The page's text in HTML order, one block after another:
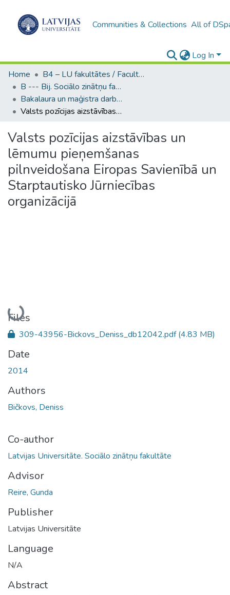
Communities & Collections All of
Log In
Home
B4 – LU fakultātes / Faculties of the UL
B --- Bij. Sociālo zinātņu fakultātes noslēguma darbi / Faculty of Social Sciences - Graduate works
Bakalaura un maģistra darbi (SZF) / Bachelor's and Master's theses
Valsts pozīcijas aizstāvības un lēmumu pieņemšanas pilnveidošana Eiropas Savienībā un Starptautisko Jūrniecības organizācijā
Valsts pozīcijas aizstāvības un
lēmumu pieņemšanas
pilnveidošana Eiropas Savienībā un
Starptautisko Jūrniecības
organizācijā
Loading...
Files
309-43956-Bickovs_Deniss_db12042.pdf(4.83 MB)
Date
2014
Authors
Bičkovs, Deniss
Co-author
Latvijas Universitāte. Sociālo zinātņu fakultāte
Advisor
Reire, Gunda
Publisher
Latvijas Universitāte
Language
N/A
Abstract